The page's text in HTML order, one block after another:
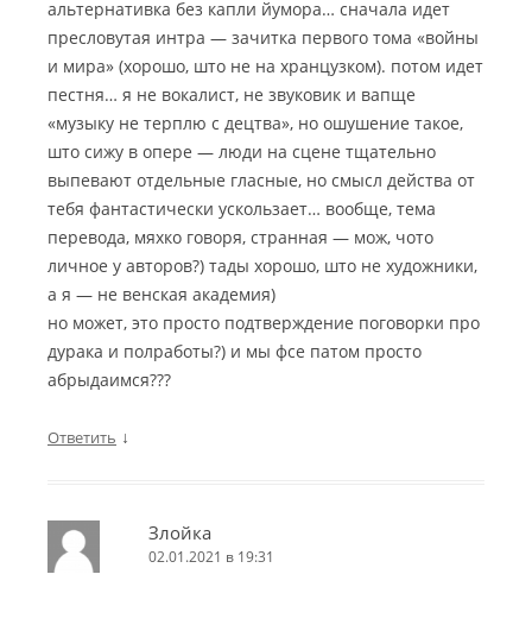
альтернативка без капли йумора… сначала идет
пресловутая интра — зачитка первого тома «войны
и мира» (хорошо, што не на хранцузком). потом идет
пестня… я не вокалист, не звуковик и вапще
«музыку не терплю с децтва», но ошушение такое,
што сижу в опере — люди на сцене тщательно
выпевают отдельные гласные, но смысл действа от
тебя фантастически ускользает… вообще, тема
перевода, мяхко говоря, странная — мож, чото
личное у авторов?) тады хорошо, што не художники,
а я — не венская академия)
но может, это просто подтверждение поговорки про
дурака и полработы?) и мы фсе патом просто
абрыдаимся???
Ответить ↓
Злойка
02.01.2021 в 19:31